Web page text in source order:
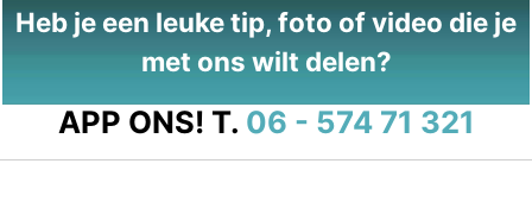
Heb je een leuke tip, foto of video die je
met ons wilt delen?
APP ONS! T. 06 - 574 71 321